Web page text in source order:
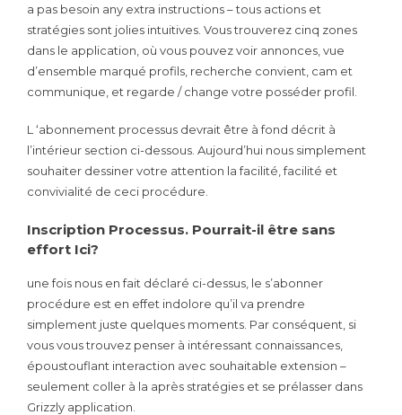
a pas besoin any extra instructions – tous actions et
stratégies sont jolies intuitives. Vous trouverez cinq zones
dans le application, où vous pouvez voir annonces, vue
d’ensemble marqué profils, recherche convient, cam et
communique, et regarde / change votre posséder profil.
L ‘abonnement processus devrait être à fond décrit à
l’intérieur section ci-dessous. Aujourd’hui nous simplement
souhaiter dessiner votre attention la facilité, facilité et
convivialité de ceci procédure.
Inscription Processus. Pourrait-il être sans
effort Ici?
une fois nous en fait déclaré ci-dessus, le s’abonner
procédure est en effet indolore qu’il va prendre
simplement juste quelques moments. Par conséquent, si
vous vous trouvez penser à intéressant connaissances,
époustouflant interaction avec souhaitable extension –
seulement coller à la après stratégies et se prélasser dans
Grizzly application.